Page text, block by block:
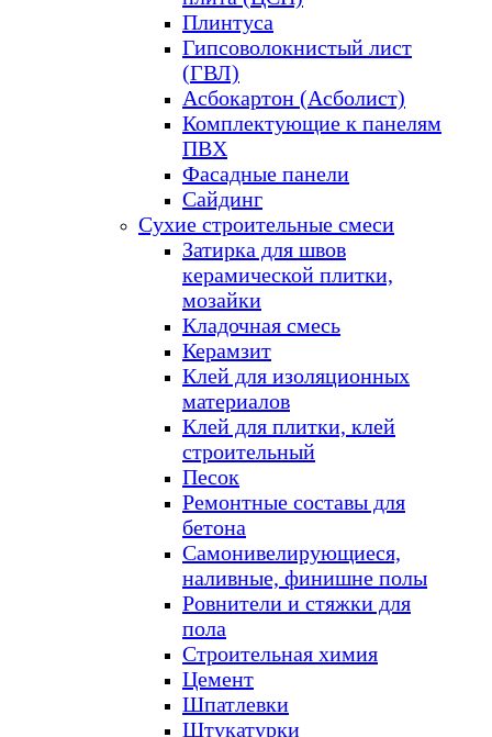
Плинтуса
Гипсоволокнистый лист
(ГВЛ)
Асбокартон (Асболист)
Комплектующие к панелям
ПВХ
Фасадные панели
Сайдинг
Сухие строительные смеси
Затирка для швов
керамической плитки,
мозайки
Кладочная смесь
Керамзит
Клей для изоляционных
материалов
Клей для плитки, клей
строительный
Песок
Ремонтные составы для
бетона
Самонивелирующиеся,
наливные, финишне полы
Ровнители и стяжки для
пола
Строительная химия
Цемент
Шпатлевки
Штукатурки